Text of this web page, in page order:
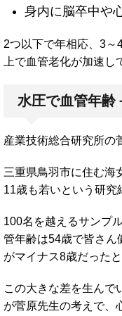
身内に脳卒中や
2つ以下で年相応、3～
上で血管老化が加速し
水圧で血管年齢
産業技術総合研究所の
三重県鳥羽市に住む海
11歳も若いという研究
100名を越えるサンプ
管年齢は54歳で皆さん
がマイナス8歳だった
この大きな差を生んで
が菅原先生の考えで、